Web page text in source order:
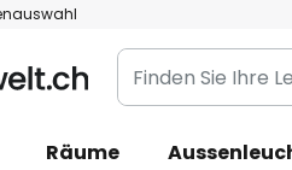
Finden
Sie
Leuchte...
Räume